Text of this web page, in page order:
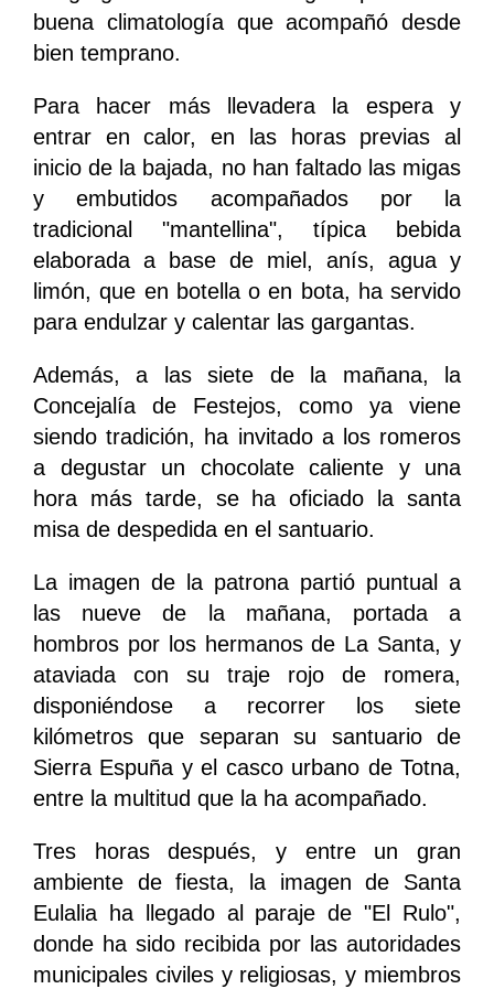
buena climatología que acompañó desde
bien temprano.
Para hacer más llevadera la espera y
entrar en calor, en las horas previas al
inicio de la bajada, no han faltado las migas
y embutidos acompañados por la
tradicional "mantellina", típica bebida
elaborada a base de miel, anís, agua y
limón, que en botella o en bota, ha servido
para endulzar y calentar las gargantas.
Además, a las siete de la mañana, la
Concejalía de Festejos, como ya viene
siendo tradición, ha invitado a los romeros
a degustar un chocolate caliente y una
hora más tarde, se ha oficiado la santa
misa de despedida en el santuario.
La imagen de la patrona partió puntual a
las nueve de la mañana, portada a
hombros por los hermanos de La Santa, y
ataviada con su traje rojo de romera,
disponiéndose a recorrer los siete
kilómetros que separan su santuario de
Sierra Espuña y el casco urbano de Totna,
entre la multitud que la ha acompañado.
Tres horas después, y entre un gran
ambiente de fiesta, la imagen de Santa
Eulalia ha llegado al paraje de "El Rulo",
donde ha sido recibida por las autoridades
municipales civiles y religiosas, y miembros